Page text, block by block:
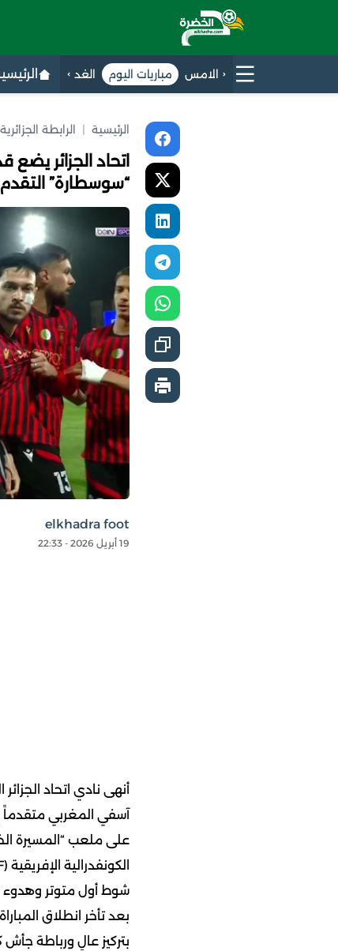
الامس مباريات اليوم الغد
الرئيسية | الرابطة
اتحاد الجزائر
“سوسطارة”
elkhadra foot
19 أبريل 2026 - 22:33
أنهى نادي اتحاد
على ملعب “المسيرة
الكونفدرالية الإفريقية (CAF).
شوط أول متوتر
بعد تأخر انطلاق
بتركيز عالٍ ورباطة